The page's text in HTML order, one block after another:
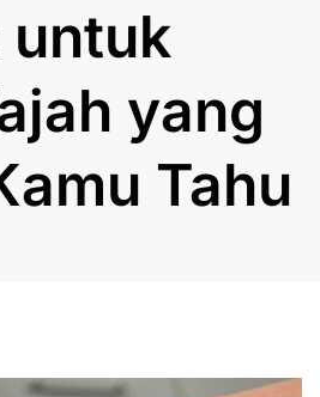
untuk
yang
Tahu